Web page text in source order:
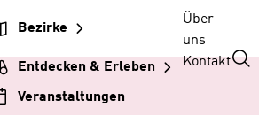
Bezirke
Entdecken & Erleben
Veranstaltungen
Über
uns
Kontakt